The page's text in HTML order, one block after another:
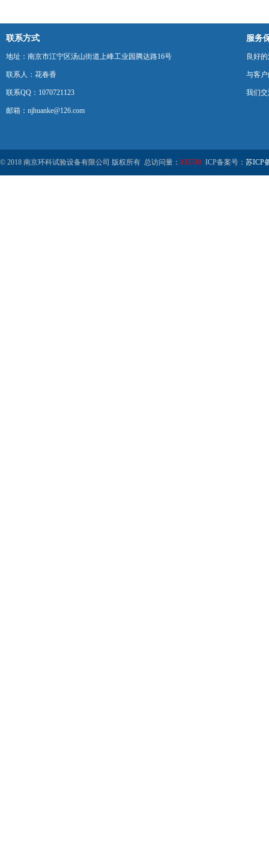
联系方式
地址：南京市江宁区汤山街道上峰工业园腾达路16号
联系人：花春香
联系QQ：1070721123
邮箱：njhuanke@126.com
服务
良好
与客
我们
© 2018 南京环科试验设备有限公司 版权所有 总访问量： 835748 ICP备案号： 苏ICP